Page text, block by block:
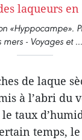
«Hyppocampe».
mers - Voyages et ...
de laque
à l’abri du
taux
temps,